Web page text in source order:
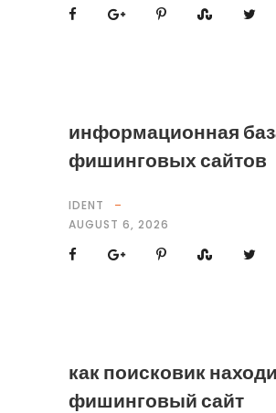
информационная
фишинговых сайтов
IDENT
AUGUST 6, 2026
как поисковик
фишинговый сайт